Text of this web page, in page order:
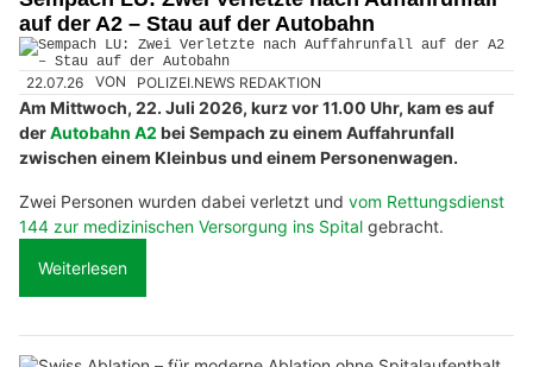
auf der A2 – Stau auf der Autobahn
22.07.26 VON POLIZEI.NEWS REDAKTION
Am Mittwoch, 22. Juli 2026, kurz vor 11.00 Uhr, kam es auf
derAutobahn A2 bei Sempach zu einem Auffahrunfall
zwischen einem Kleinbus und einem Personenwagen.
Zwei Personen wurden dabei verletzt und vom Rettungsdienst
144 zur medizinischen Versorgung ins Spital gebracht.
Weiterlesen